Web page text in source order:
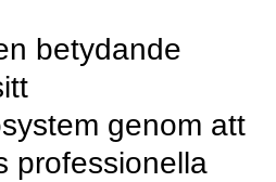
betydande
genom att
professionella